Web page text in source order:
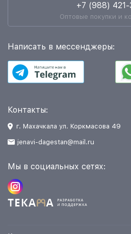
+7 (988)
Оптовые покупки и
Написать в мессенджеры:
Контакты:
г. Махачкала ул. Коркмасова 49
jenavi-dagestan@mail.ru
Мы в социальных сетях: